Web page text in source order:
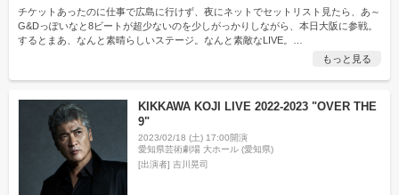
チケットあったのに仕事で広島に行けず、夜にネットでセットリスト見たら、あ～
G&Dっぽいなと8ビートが超少ないのを少しがっかりしながら、本日大阪に参戦。
するとまあ、なんと素晴らしいステージ。なんと素敵なLIVE。
もっと見る
KIKKAWA KOJI LIVE 2022-2023 "OVER THE
9"
2023/02/18 (土) 17:00開演
愛知県芸術劇場 大ホール (愛知県)
[出演者]吉川晃司